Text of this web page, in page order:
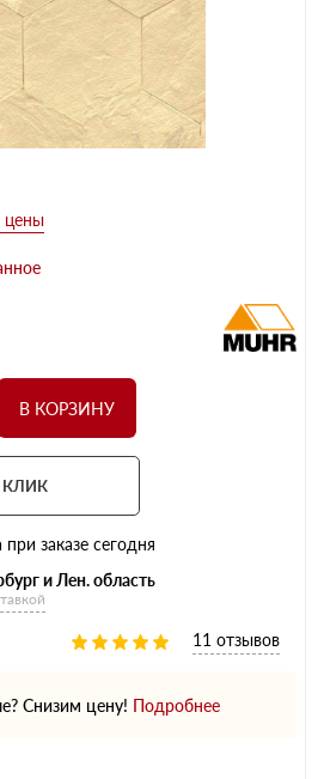
В КОРЗИНУ
КЛИК
при заказе сегодня
и Лен. область
11 отзывов
Снизим цену! Подробнее